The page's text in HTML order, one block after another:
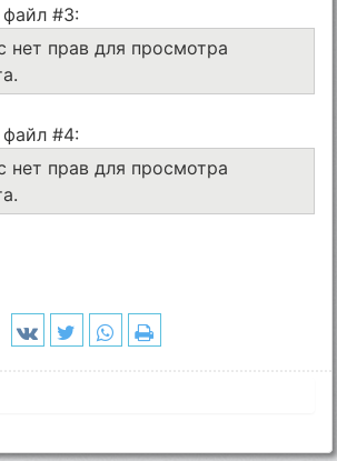
#3:
нет прав для просмотра
#4:
нет прав для просмотра